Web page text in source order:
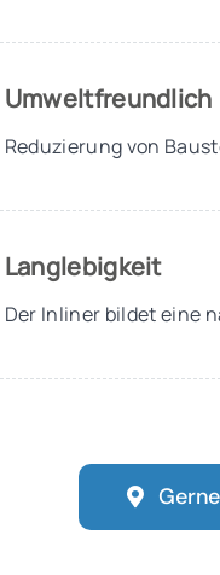
Umweltfreundlich
Reduzierung von
Langlebigkeit
Der Inliner bildet eine